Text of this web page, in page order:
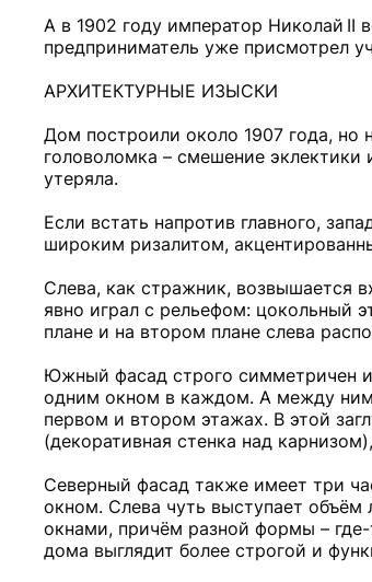
А в 1902 году император Николай
предприниматель уже присмотрел
АРХИТЕКТУРНЫЕ ИЗЫСКИ
Дом построили около 1907 года, но
головоломка – смешение
утеряла.
Если встать напротив главного,
широким ризалитом,
Слева, как стражник, возвышается
явно играл с рельефом: цокольный
плане и на втором плане слева
Южный фасад строго симметричен
одним окном в каждом. А между
первом и втором этажах. В этой
(декоративная стенка над
Северный фасад также имеет три
окном. Слева чуть выступает объём
окнами, причём разной формы –
дома выглядит более строгой и